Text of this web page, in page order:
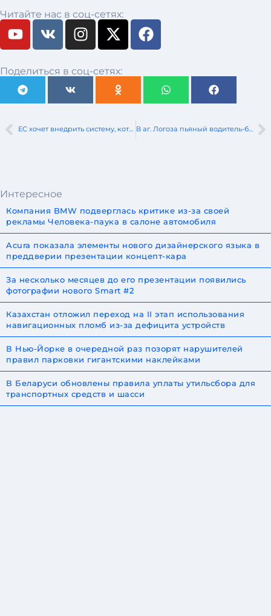
Читайте нас в соц-сетях:
Поделиться в соц-сетях:
ЕС хочет внедрить систему, которая автоматически тормозит автомобили при превышении скорости В аг. Логоза пьяный водитель-бесправник столкнулся со встречным автомобилем
Интересное
Компания BMW подверглась критике из-за своей
рекламы Человека-паука в салоне автомобиля
Acura показала элементы нового дизайнерского языка в
преддверии презентации концепт-кара
За несколько месяцев до его презентации появились
фотографии нового Smart #2
Казахстан отложил переход на II этап использования
навигационных пломб из-за дефицита устройств
В Нью-Йорке в очередной раз позорят нарушителей
правил парковки гигантскими наклейками
В Беларуси обновлены правила уплаты утильсбора для
транспортных средств и шасси